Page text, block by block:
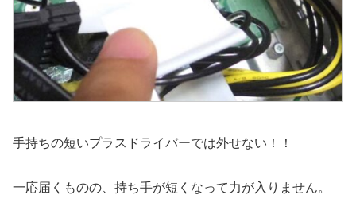
手持ちの短いプラスドライバーでは外せない！！
一応届くものの、持ち手が短くなって力が入りません。